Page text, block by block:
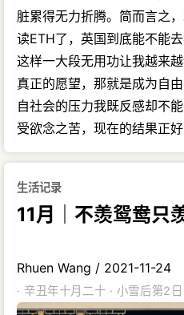
脏累得无力折腾。简而言之
读ETH了，英国到底能不能
这样一大段无用功让我越来
真正的愿望，那就是成为自
自社会的压力我既反感却不
受欲念之苦，现在的结果正
生活记录
11月｜不羡鸳鸯只
Rhuen Wang / 2021-11-24
· 辛丑年十月二十 · 小雪后第2日